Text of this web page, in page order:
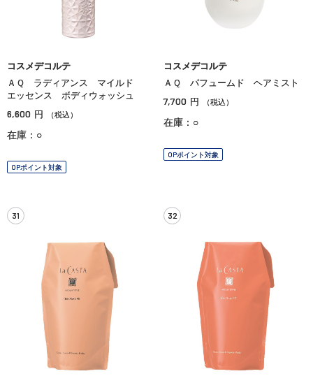
コスメデコルテ
ＡＱ ラディアンス マイルド
エッセンス ボディウォッシュ
6,600 円 （税込）
在庫：○
OPポイント対象
コスメデコルテ
ＡＱ パフュームド ヘアミスト
7,700 円 （税込）
在庫：○
OPポイント対象
31 32